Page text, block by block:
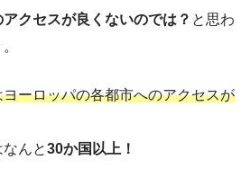
クセスが良くないのでは？ と思わ
ーロッパの各都市へのアクセスが
んと30か国以上！